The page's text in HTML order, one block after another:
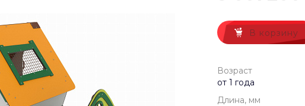
В корзину
Возраст
от 1 года
Длина, мм